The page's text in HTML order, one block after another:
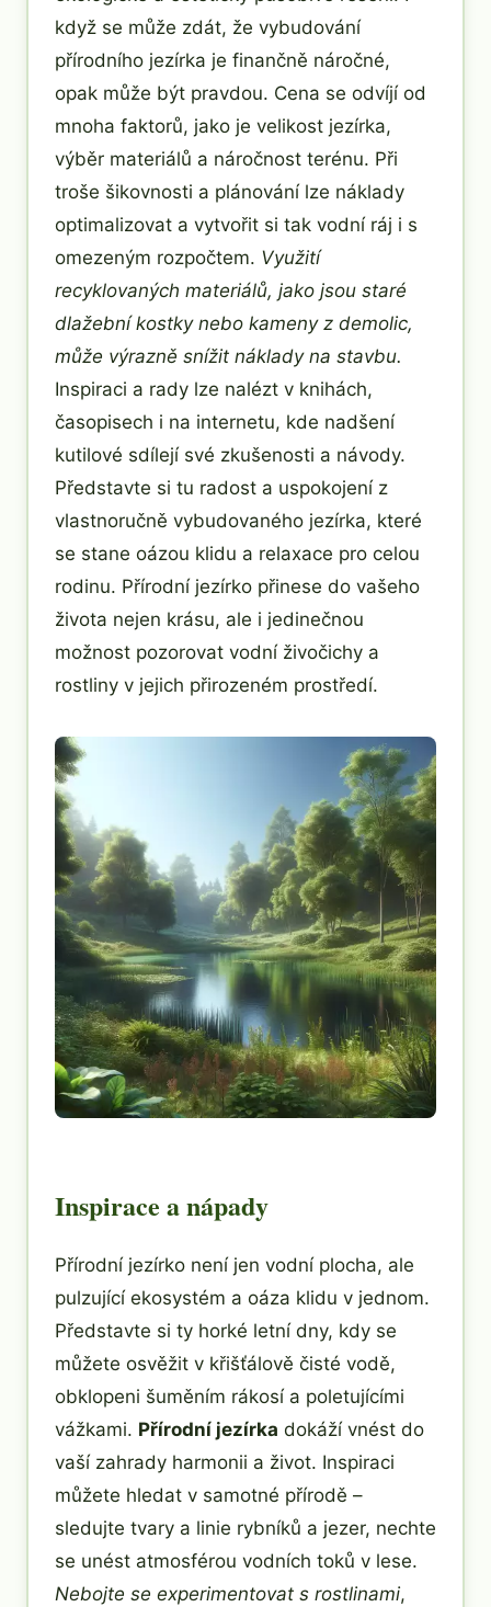
když se může zdát, že vybudování
přírodního jezírka je finančně náročné,
opak může být pravdou. Cena se odvíjí od
mnoha faktorů, jako je velikost jezírka,
výběr materiálů a náročnost terénu. Při
troše šikovnosti a plánování lze náklady
optimalizovat a vytvořit si tak vodní ráj i s
omezeným rozpočtem. Využití
recyklovaných materiálů, jako jsou staré
dlažební kostky nebo kameny z demolic,
může výrazně snížit náklady na stavbu.
Inspiraci a rady lze nalézt v knihách,
časopisech i na internetu, kde nadšení
kutilové sdílejí své zkušenosti a návody.
Představte si tu radost a uspokojení z
vlastnoručně vybudovaného jezírka, které
se stane oázou klidu a relaxace pro celou
rodinu. Přírodní jezírko přinese do vašeho
života nejen krásu, ale i jedinečnou
možnost pozorovat vodní živočichy a
rostliny v jejich přirozeném prostředí.
Inspirace a nápady
Přírodní jezírko není jen vodní plocha, ale
pulzující ekosystém a oáza klidu v jednom.
Představte si ty horké letní dny, kdy se
můžete osvěžit v křišťálově čisté vodě,
obklopeni šuměním rákosí a poletujícími
vážkami. Přírodní jezírka dokáží vnést do
vaší zahrady harmonii a život. Inspiraci
můžete hledat v samotné přírodě –
sledujte tvary a linie rybníků a jezer, nechte
se unést atmosférou vodních toků v lese.
Nebojte se experimentovat s rostlinami,